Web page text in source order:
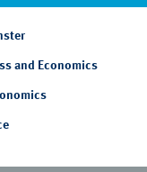
and Economics